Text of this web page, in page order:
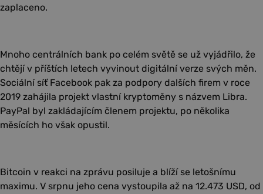
zaplaceno.
Mnoho centrálních bank po celém světě se už vyjádřilo, že
chtějí v příštích letech vyvinout digitální verze svých měn.
Sociální síť Facebook pak za podpory dalších firem v roce
2019 zahájila projekt vlastní kryptoměny s názvem Libra.
PayPal byl zakládajícím členem projektu, po několika
měsících ho však opustil.
Bitcoin v reakci na zprávu posiluje a blíží se letošnímu
maximu. V srpnu jeho cena vystoupila až na 12.473 USD, od